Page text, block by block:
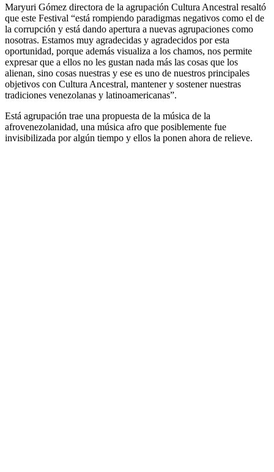
Maryuri Gómez directora de la agrupación Cultura Ancestral resaltó
que este Festival “está rompiendo paradigmas negativos como el de
la corrupción y está dando apertura a nuevas agrupaciones como
nosotras. Estamos muy agradecidas y agradecidos por esta
oportunidad, porque además visualiza a los chamos, nos permite
expresar que a ellos no les gustan nada más las cosas que los
alienan, sino cosas nuestras y ese es uno de nuestros principales
objetivos con Cultura Ancestral, mantener y sostener nuestras
tradiciones venezolanas y latinoamericanas”.
Está agrupación trae una propuesta de la música de la
afrovenezolanidad, una música afro que posiblemente fue
invisibilizada por algún tiempo y ellos la ponen ahora de relieve.